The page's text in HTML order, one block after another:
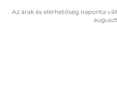
Az árak és elérhetőség naponta